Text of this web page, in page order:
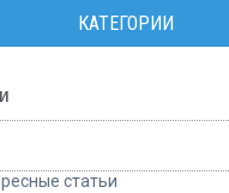
КАТЕГОРИИ
статьи